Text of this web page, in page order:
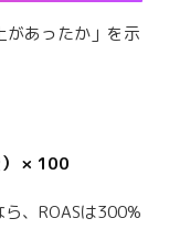
があったか」を示
× 100
、ROASは300%